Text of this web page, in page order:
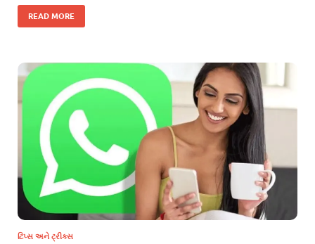
READ MORE
ટિપ્સ અને ટ્રીક્સ